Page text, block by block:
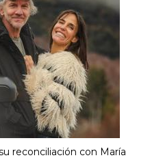
reconciliación con María